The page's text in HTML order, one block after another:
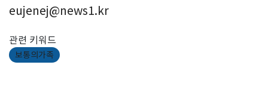
eujenej@news1.kr
관련 키워드
보통의가족